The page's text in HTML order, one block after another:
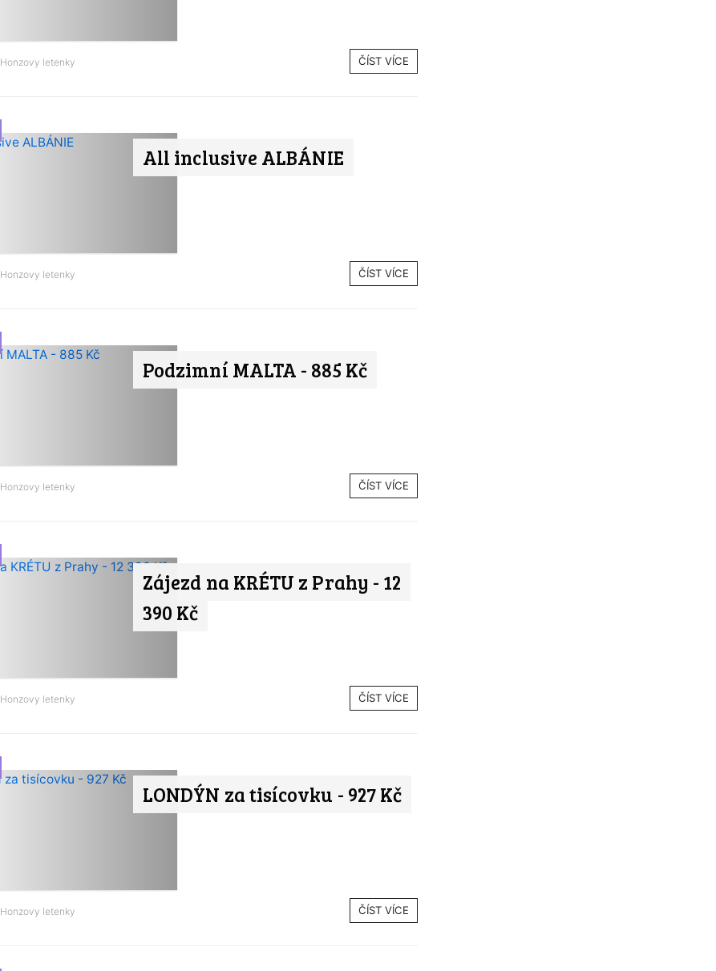
Honzovy letenky ČÍST VÍCE
All inclusive ALBÁNIE
Honzovy letenky ČÍST VÍCE
Podzimní MALTA - 885 Kč
Honzovy letenky ČÍST VÍCE
Zájezd na KRÉTU z Prahy - 12
390 Kč
Honzovy letenky ČÍST VÍCE
LONDÝN za tisícovku - 927 Kč
Honzovy letenky ČÍST VÍCE